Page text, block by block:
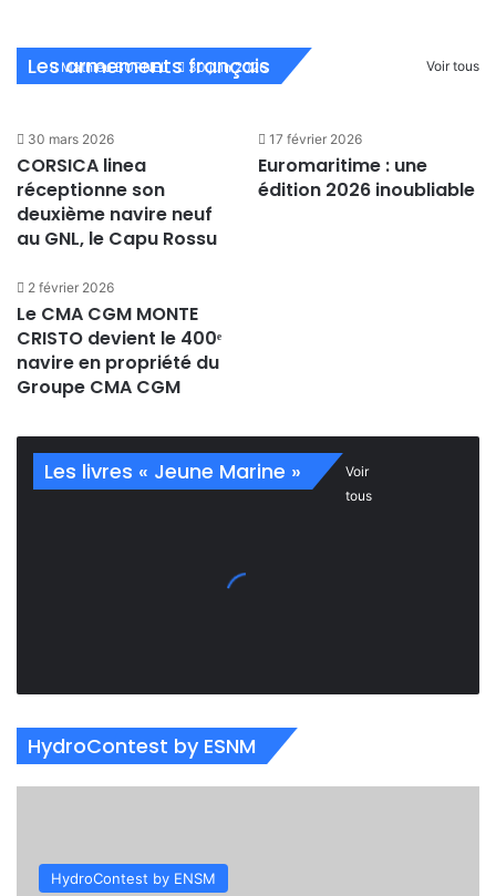
Les armements français Voir tous
phares
Mathieu BURNEL 30 juin 2026
30 mars 2026
CORSICA linea
réceptionne son
deuxième navire neuf
au GNL, le Capu Rossu
17 février 2026
Euromaritime : une
édition 2026 inoubliable
2 février 2026
Le CMA CGM MONTE
CRISTO devient le 400ᵉ
navire en propriété du
Groupe CMA CGM
Les livres « Jeune Marine »
Voir
tous
HydroContest by ESNM
HydroContest by ENSM